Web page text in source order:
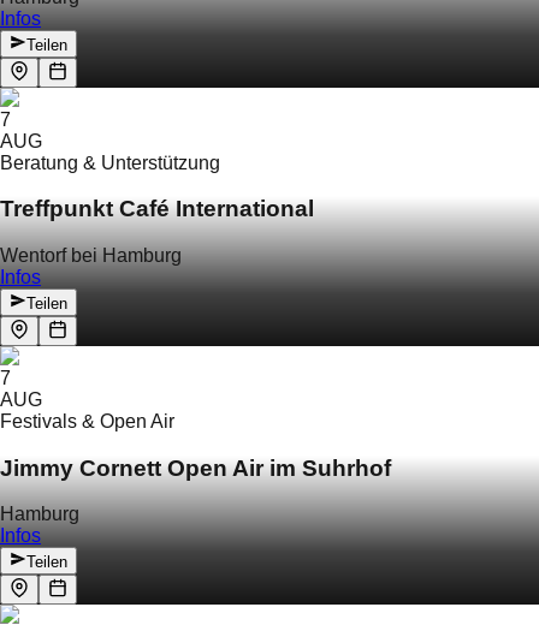
Infos
Teilen
7
AUG
Beratung & Unterstützung
Treffpunkt Café International
Wentorf bei Hamburg
Infos
Teilen
7
AUG
Festivals & Open Air
Jimmy Cornett Open Air im Suhrhof
Hamburg
Infos
Teilen